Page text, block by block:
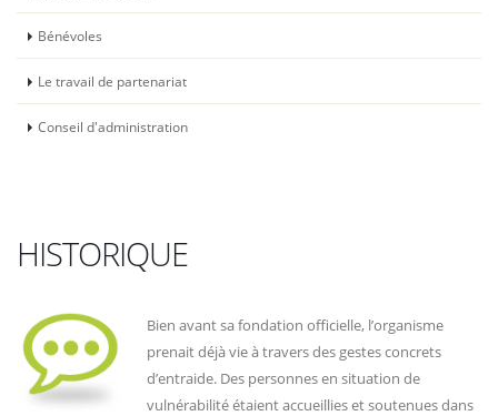
Bénévoles
Le travail de partenariat
Conseil d'administration
HISTORIQUE
Bien avant sa fondation officielle, l’organisme
prenait déjà vie à travers des gestes concrets
d’entraide. Des personnes en situation de
vulnérabilité étaient accueillies et soutenues dans